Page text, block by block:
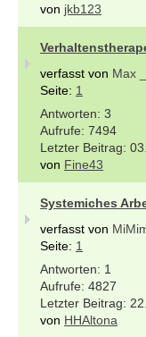
von jkb123
verfasst von Max
Seite: 1
3
7494
von Fine43
Systemiches
verfasst von
Seite: 1
1
4827
von HHAltona